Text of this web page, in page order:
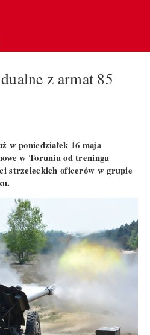
z armat 85
w poniedziałek 16 maja
w Toruniu od treningu
strzeleckich oficerów w grupie